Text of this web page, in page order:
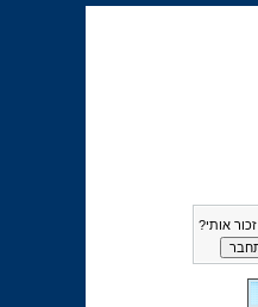
זכור אותי?